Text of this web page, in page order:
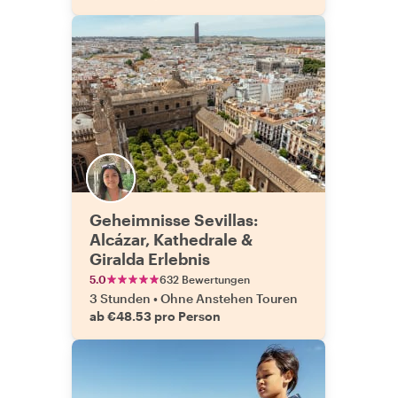
Geheimnisse Sevillas:
Alcázar, Kathedrale &
Giralda Erlebnis
5.0 632 Bewertungen
3 Stunden •Ohne Anstehen Touren
ab €48.53 pro Person